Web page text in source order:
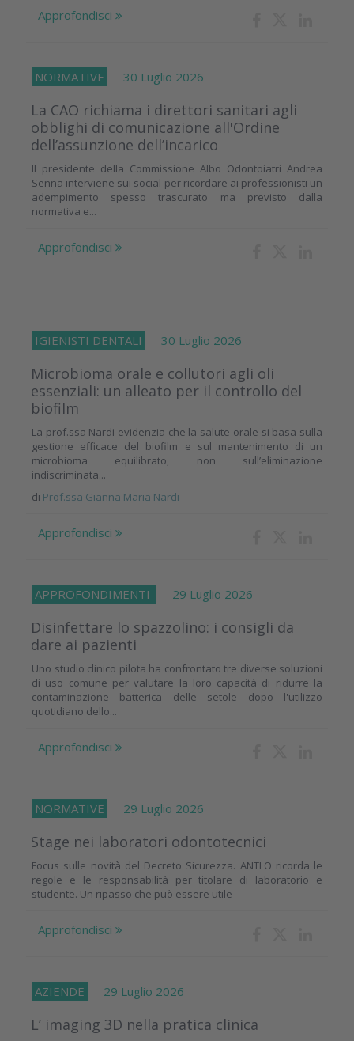
Approfondisci
NORMATIVE 30 Luglio 2026
La CAO richiama i direttori sanitari agli
obblighi di comunicazione all'Ordine
dell’assunzione dell’incarico
Il presidente della Commissione Albo Odontoiatri Andrea
Senna interviene sui social per ricordare ai professionisti un
adempimento spesso trascurato ma previsto dalla
normativa e...
Approfondisci
IGIENISTI DENTALI 30 Luglio 2026
Microbioma orale e collutori agli oli
essenziali: un alleato per il controllo del
biofilm
La prof.ssa Nardi evidenzia che la salute orale si basa sulla
gestione efficace del biofilm e sul mantenimento di un
microbioma equilibrato, non sull’eliminazione
indiscriminata...
di Prof.ssa Gianna Maria Nardi
Approfondisci
APPROFONDIMENTI 29 Luglio 2026
Disinfettare lo spazzolino: i consigli da
dare ai pazienti
Uno studio clinico pilota ha confrontato tre diverse soluzioni
di uso comune per valutare la loro capacità di ridurre la
contaminazione batterica delle setole dopo l'utilizzo
quotidiano dello...
Approfondisci
NORMATIVE 29 Luglio 2026
Stage nei laboratori odontotecnici
Focus sulle novità del Decreto Sicurezza. ANTLO ricorda le
regole e le responsabilità per titolare di laboratorio e
studente. Un ripasso che può essere utile
Approfondisci
AZIENDE 29 Luglio 2026
L’ imaging 3D nella pratica clinica